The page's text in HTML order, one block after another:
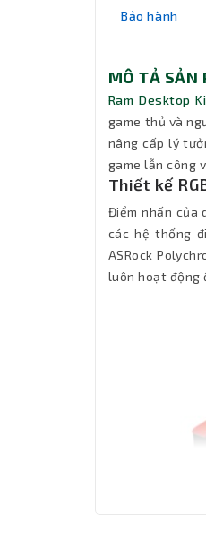
Bảo hành
MÔ TẢ SẢN
Ram Desktop
game thủ và
nâng cấp lý
game lẫn công
Thiết kế
Điểm nhấn của
các hệ thống
ASRock
luôn hoạt động